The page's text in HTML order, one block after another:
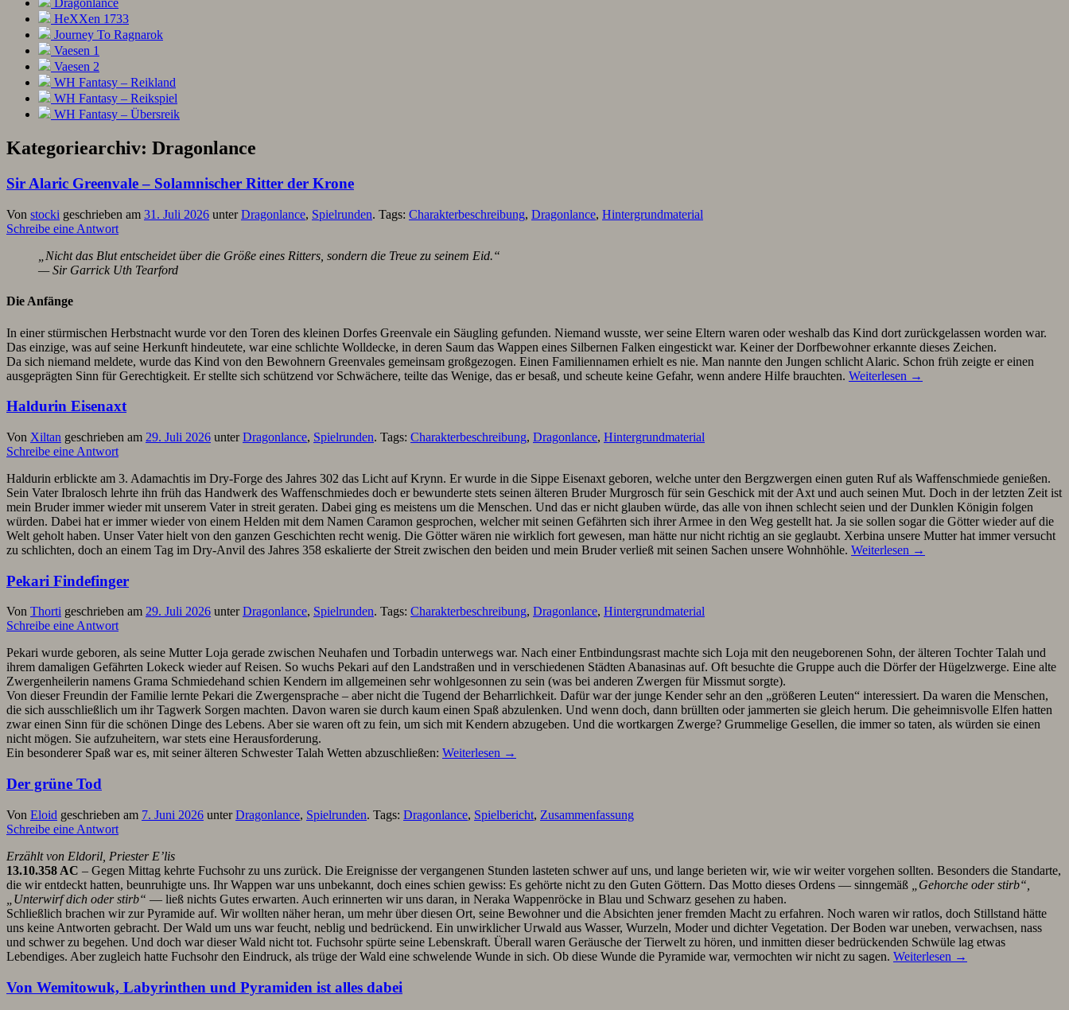
Dragonlance
HeXXen 1733
Journey To Ragnarok
Vaesen 1
Vaesen 2
WH Fantasy – Reikland
WH Fantasy – Reikspiel
WH Fantasy – Übersreik
Kategoriearchiv: Dragonlance
Sir Alaric Greenvale – Solamnischer Ritter der Krone
Von stocki geschrieben am 31. Juli 2026 unterDragonlance, Spielrunden. Tags: Charakterbeschreibung, Dragonlance, Hintergrundmaterial
Schreibe eine Antwort
„Nicht das Blut entscheidet über die Größe eines Ritters, sondern die Treue zu seinem Eid.“
— Sir Garrick Uth Tearford
Die Anfänge
In einer stürmischen Herbstnacht wurde vor den Toren des kleinen Dorfes Greenvale ein Säugling gefunden. Niemand wusste, wer seine Eltern waren oder weshalb das Kind dort zurückgelassen worden war.
Das einzige, was auf seine Herkunft hindeutete, war eine schlichte Wolldecke, in deren Saum das Wappen eines Silbernen Falken eingestickt war. Keiner der Dorfbewohner erkannte dieses Zeichen.
Da sich niemand meldete, wurde das Kind von den Bewohnern Greenvales gemeinsam großgezogen. Einen Familiennamen erhielt es nie. Man nannte den Jungen schlicht Alaric. Schon früh zeigte er einen
ausgeprägten Sinn für Gerechtigkeit. Er stellte sich schützend vor Schwächere, teilte das Wenige, das er besaß, und scheute keine Gefahr, wenn andere Hilfe brauchten. Weiterlesen →
Haldurin Eisenaxt
Von Xiltan geschrieben am 29. Juli 2026 unterDragonlance, Spielrunden. Tags: Charakterbeschreibung, Dragonlance, Hintergrundmaterial
Schreibe eine Antwort
Haldurin erblickte am 3. Adamachtis im Dry-Forge des Jahres 302 das Licht auf Krynn. Er wurde in die Sippe Eisenaxt geboren, welche unter den Bergzwergen einen guten Ruf als Waffenschmiede genießen.
Sein Vater Ibralosch lehrte ihn früh das Handwerk des Waffenschmiedes doch er bewunderte stets seinen älteren Bruder Murgrosch für sein Geschick mit der Axt und auch seinen Mut. Doch in der letzten Zeit ist
mein Bruder immer wieder mit unserem Vater in streit geraten. Dabei ging es meistens um die Menschen. Und das er nicht glauben würde, das alle von ihnen schlecht seien und der Dunklen Königin folgen
würden. Dabei hat er immer wieder von einem Helden mit dem Namen Caramon gesprochen, welcher mit seinen Gefährten sich ihrer Armee in den Weg gestellt hat. Ja sie sollen sogar die Götter wieder auf die
Welt geholt haben. Unser Vater hielt von den ganzen Geschichten recht wenig. Die Götter wären nie wirklich fort gewesen, man hätte nur nicht richtig an sie geglaubt. Xerbina unsere Mutter hat immer versucht
zu schlichten, doch an einem Tag im Dry-Anvil des Jahres 358 eskalierte der Streit zwischen den beiden und mein Bruder verließ mit seinen Sachen unsere Wohnhöhle. Weiterlesen →
Pekari Findefinger
Von Thorti geschrieben am 29. Juli 2026 unterDragonlance, Spielrunden. Tags: Charakterbeschreibung, Dragonlance, Hintergrundmaterial
Schreibe eine Antwort
Pekari wurde geboren, als seine Mutter Loja gerade zwischen Neuhafen und Torbadin unterwegs war. Nach einer Entbindungsrast machte sich Loja mit den neugeborenen Sohn, der älteren Tochter Talah und
ihrem damaligen Gefährten Lokeck wieder auf Reisen. So wuchs Pekari auf den Landstraßen und in verschiedenen Städten Abanasinas auf. Oft besuchte die Gruppe auch die Dörfer der Hügelzwerge. Eine alte
Zwergenheilerin namens Grama Schmiedehand schien Kendern im allgemeinen sehr wohlgesonnen zu sein (was bei anderen Zwergen für Missmut sorgte).
Von dieser Freundin der Familie lernte Pekari die Zwergensprache – aber nicht die Tugend der Beharrlichkeit. Dafür war der junge Kender sehr an den „größeren Leuten“ interessiert. Da waren die Menschen,
die sich ausschließlich um ihr Tagwerk Sorgen machten. Davon waren sie durch kaum einen Spaß abzulenken. Und wenn doch, dann brüllten oder jammerten sie gleich herum. Die geheimnisvolle Elfen hatten
zwar einen Sinn für die schönen Dinge des Lebens. Aber sie waren oft zu fein, um sich mit Kendern abzugeben. Und die wortkargen Zwerge? Grummelige Gesellen, die immer so taten, als würden sie einen
nicht mögen. Sie aufzuheitern, war stets eine Herausforderung.
Ein besonderer Spaß war es, mit seiner älteren Schwester Talah Wetten abzuschließen: Weiterlesen →
Der grüne Tod
Von Eloid geschrieben am 7. Juni 2026 unterDragonlance, Spielrunden. Tags: Dragonlance, Spielbericht, Zusammenfassung
Schreibe eine Antwort
Erzählt von Eldoril, Priester E’lis
13.10.358 AC – Gegen Mittag kehrte Fuchsohr zu uns zurück. Die Ereignisse der vergangenen Stunden lasteten schwer auf uns, und lange berieten wir, wie wir weiter vorgehen sollten. Besonders die Standarte,
die wir entdeckt hatten, beunruhigte uns. Ihr Wappen war uns unbekannt, doch eines schien gewiss: Es gehörte nicht zu den Guten Göttern. Das Motto dieses Ordens — sinngemäß
„Gehorche oder stirb“,
„Unterwirf dich oder stirb“ — ließ nichts Gutes erwarten. Auch erinnerten wir uns daran, in Neraka Wappenröcke in Blau und Schwarz gesehen zu haben.
Schließlich brachen wir zur Pyramide auf. Wir wollten näher heran, um mehr über diesen Ort, seine Bewohner und die Absichten jener fremden Macht zu erfahren. Noch waren wir ratlos, doch Stillstand hätte
uns keine Antworten gebracht. Der Wald um uns war feucht, neblig und bedrückend. Ein unwirklicher Urwald aus Wasser, Wurzeln, Moder und dichter Vegetation. Der Boden war uneben, verwachsen, nass
und schwer zu begehen. Und doch war dieser Wald nicht tot. Fuchsohr spürte seine Lebenskraft. Überall waren Geräusche der Tierwelt zu hören, und inmitten dieser bedrückenden Schwüle lag etwas
Lebendiges. Aber zugleich hatte Fuchsohr den Eindruck, als trüge der Wald eine schwelende Wunde in sich. Ob diese Wunde die Pyramide war, vermochten wir nicht zu sagen. Weiterlesen →
Von Wemitowuk, Labyrinthen und Pyramiden ist alles dabei